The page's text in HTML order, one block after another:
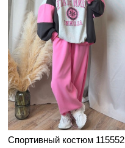
Спортивный костюм 115552